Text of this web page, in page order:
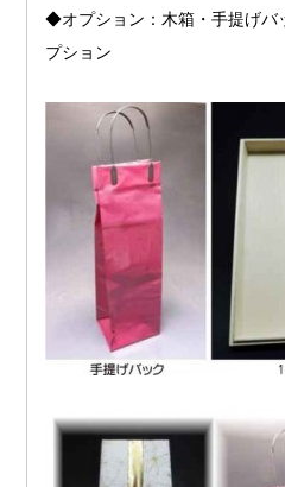
◆オプション：木箱・手提げバ
プション